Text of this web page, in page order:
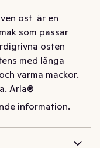
ost  är en
som passar
osten
med långa
varma mackor.
Arla®
har lagrats en tid
information.